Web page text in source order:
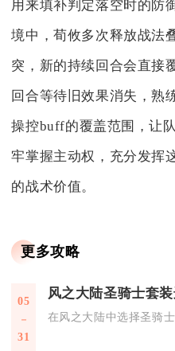
用来填补判定落空时的防
境中，荀攸多次释放战法
突，新的持续回合会直接
回合等待旧效果消失，熟
操控buff的覆盖范围，让
牢掌握主动权，充分发挥
的战术价值。
更多攻略
05
31
在风之大陆中选择圣骑